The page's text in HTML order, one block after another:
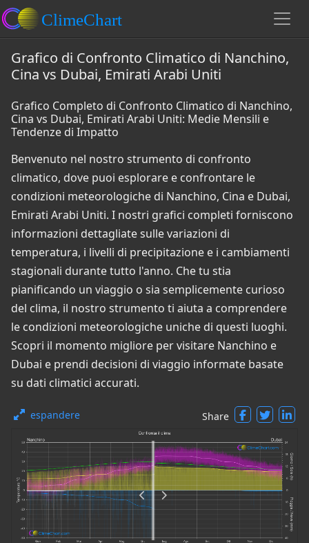
Grafico di Confronto Climatico di Nanchino,
Cina vs Dubai, Emirati Arabi Uniti
Grafico Completo di Confronto Climatico di Nanchino,
Cina vs Dubai, Emirati Arabi Uniti: Medie Mensili e
Tendenze di Impatto
Benvenuto nel nostro strumento di confronto
climatico, dove puoi esplorare e confrontare le
condizioni meteorologiche di Nanchino, Cina e Dubai,
Emirati Arabi Uniti. I nostri grafici completi forniscono
informazioni dettagliate sulle variazioni di
temperatura, i livelli di precipitazione e i cambiamenti
stagionali durante tutto l'anno. Che tu stia
pianificando un viaggio o sia semplicemente curioso
del clima, il nostro strumento ti aiuta a comprendere
le condizioni meteorologiche uniche di questi luoghi.
Scopri il momento migliore per visitare Nanchino e
Dubai e prendi decisioni di viaggio informate basate
su dati climatici accurati.
espandere Share